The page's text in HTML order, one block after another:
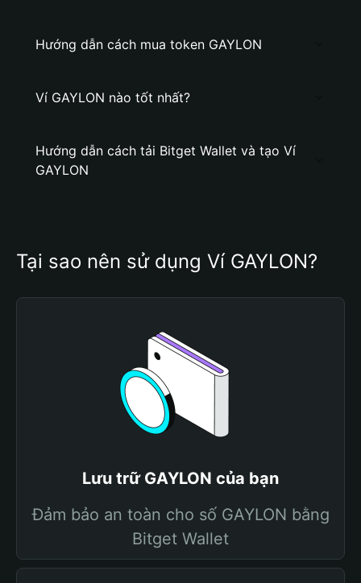
Hướng dẫn cách mua token GAYLON
Ví GAYLON nào tốt nhất?
Hướng dẫn cách tải Bitget Wallet và tạo Ví
GAYLON
Tại sao nên sử dụng Ví GAYLON?
Lưu trữ GAYLON của bạn
Đảm bảo an toàn cho số GAYLON bằng
Bitget Wallet